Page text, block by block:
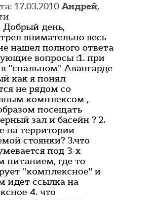
17.03.2010Андрей,
Добрый день,
внимательно весь
нашел полного ответа
вопросы :1. при
"спальном" Авангарде
как я понял
не рядом со
комплексом ,
посещать
зал и басейн ? 2.
на территории
стоянки? 3.что
под 3-х
питанием, где то
"комплексное" и
идет ссылка на
4. что